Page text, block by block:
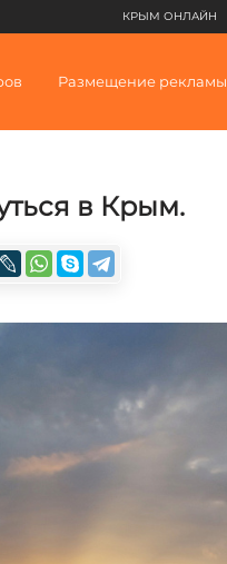
КРЫМ ОНЛАЙН
Размещение рекламы
в Крым.